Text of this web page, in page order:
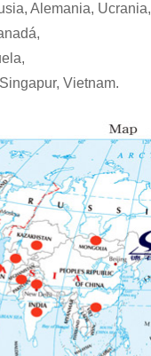
Alemania, Ucrania,
Vietnam.